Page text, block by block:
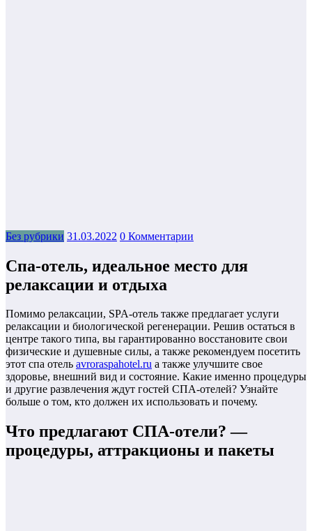
Без рубрики 31.03.2022 0 Комментарии
Спа-отель, идеальное место для
релаксации и отдыха
Помимо релаксации, SPA-отель также предлагает услуги
релаксации и биологической регенерации. Решив остаться в
центре такого типа, вы гарантированно восстановите свои
физические и душевные силы, а также рекомендуем посетить
этот спа отель avroraspahotel.ru а также улучшите свое
здоровье, внешний вид и состояние. Какие именно процедуры
и другие развлечения ждут гостей СПА-отелей? Узнайте
больше о том, кто должен их использовать и почему.
Что предлагают СПА-отели? —
процедуры, аттракционы и пакеты